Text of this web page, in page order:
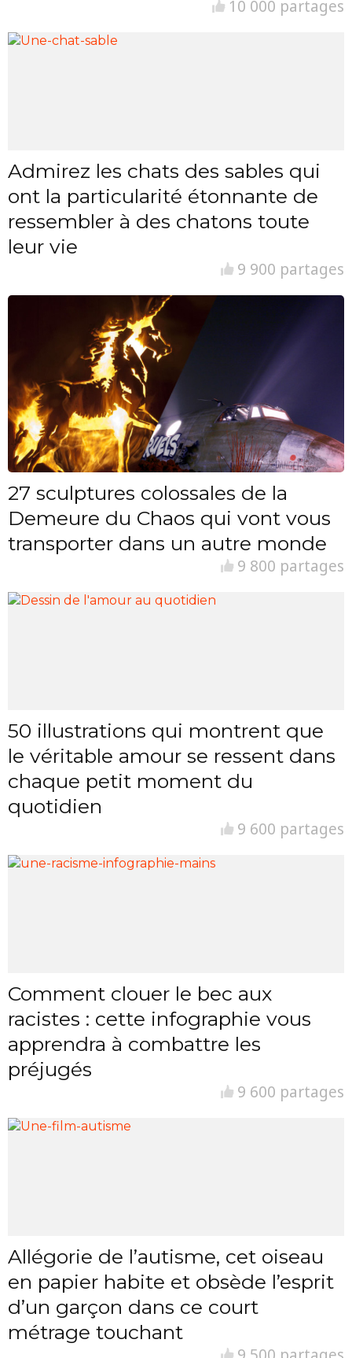
10 000 partages
Admirez les chats des sables qui
ont la particularité étonnante de
ressembler à des chatons toute
leur vie
9 900 partages
27 sculptures colossales de la
Demeure du Chaos qui vont vous
transporter dans un autre monde
9 800 partages
50 illustrations qui montrent que
le véritable amour se ressent dans
chaque petit moment du
quotidien
9 600 partages
Comment clouer le bec aux
racistes : cette infographie vous
apprendra à combattre les
préjugés
9 600 partages
Allégorie de l’autisme, cet oiseau
en papier habite et obsède l’esprit
d’un garçon dans ce court
métrage touchant